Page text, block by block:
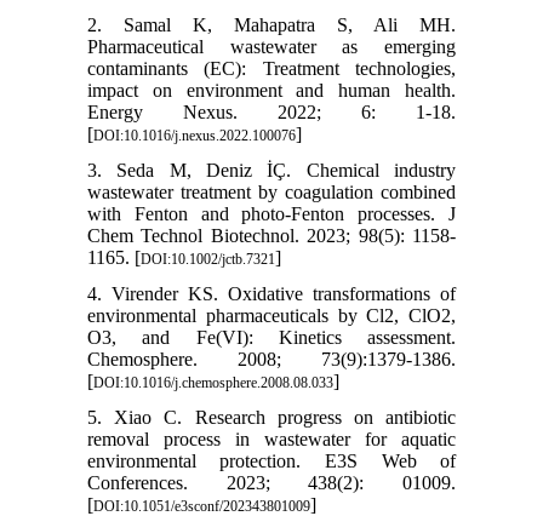
2. Samal K, Mahapatra S, Ali MH.
Pharmaceutical wastewater as emerging
contaminants (EC): Treatment technologies,
impact on environment and human health.
Energy Nexus. 2022; 6: 1-18.
[DOI:10.1016/j.nexus.2022.100076]
3. Seda M, Deniz İÇ. Chemical industry
wastewater treatment by coagulation combined
with Fenton and photo-Fenton processes. J
Chem Technol Biotechnol. 2023; 98(5): 1158-
1165. [DOI:10.1002/jctb.7321]
4. Virender KS. Oxidative transformations of
environmental pharmaceuticals by Cl2, ClO2,
O3, and Fe(VI): Kinetics assessment.
Chemosphere. 2008; 73(9):1379-1386.
[DOI:10.1016/j.chemosphere.2008.08.033]
5. Xiao C. Research progress on antibiotic
removal process in wastewater for aquatic
environmental protection. E3S Web of
Conferences. 2023; 438(2): 01009.
[DOI:10.1051/e3sconf/202343801009]